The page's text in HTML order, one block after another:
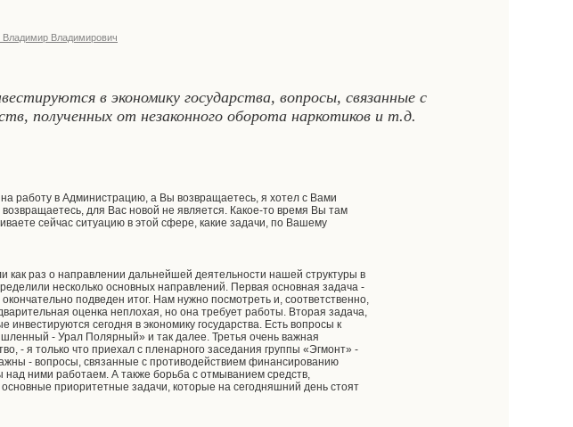
Владимир Владимирович
в экономику государства, вопросы, связанные с
полученных от незаконного оборота наркотиков и т.д.
работу в Администрацию, а Вы возвращаетесь, я хотел с Вами
для Вас новой не является. Какое-то время Вы там
сейчас ситуацию в этой сфере, какие задачи, по Вашему
раз о направлении дальнейшей деятельности нашей структуры в
несколько основных направлений. Первая основная задача -
подведен итог. Нам нужно посмотреть и, соответственно,
оценка неплохая, но она требует работы. Вторая задача,
сегодня в экономику государства. Есть вопросы к
- Урал Полярный» и так далее. Третья очень важная
- я только что приехал с пленарного заседания группы «Эгмонт» -
- вопросы, связанные с противодействием финансированию
ними работаем. А также борьба с отмыванием средств,
приоритетные задачи, которые на сегодняшний день стоят